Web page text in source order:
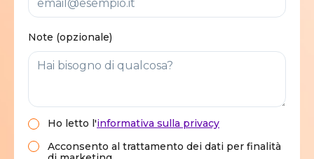
Note (opzionale)
Ho letto l'informativa sulla privacy
Acconsento al trattamento dei dati per finalità